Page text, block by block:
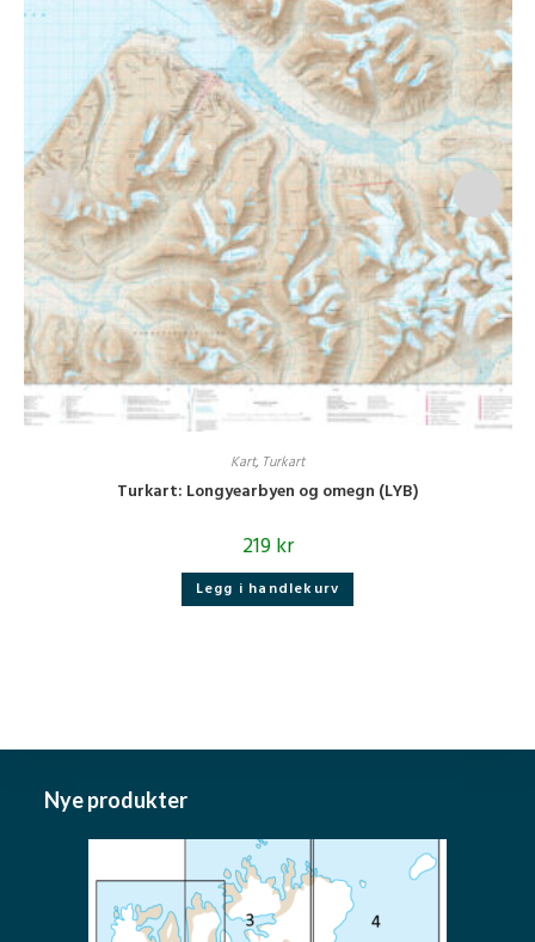
Kart, Turkart
Turkart: Longyearbyen og omegn (LYB)
219kr
Legg i handlekurv
Nye produkter